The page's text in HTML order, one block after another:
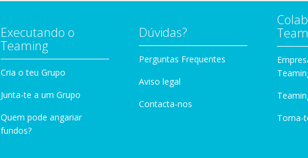
Executando o
Teaming
Cria o teu Grupo
Junta-te a um Grupo
Quem pode angariar
fundos?
Dúvidas?
Perguntas Frequentes
Aviso legal
Contacta-nos
Torna-